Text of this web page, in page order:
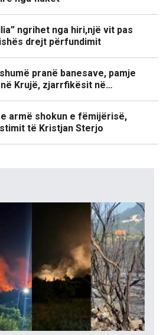
ngrihet nga hiri,një vit pas
drejt përfundimit
pranë banesave, pamje
Krujë, zjarrfikësit në…
armë shokun e fëmijërisë,
të Kristjan Sterjo